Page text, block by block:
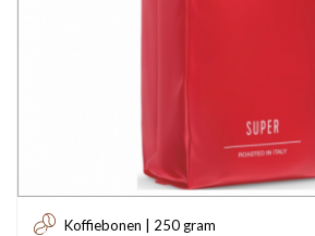
Koffiebonen | 250 gram